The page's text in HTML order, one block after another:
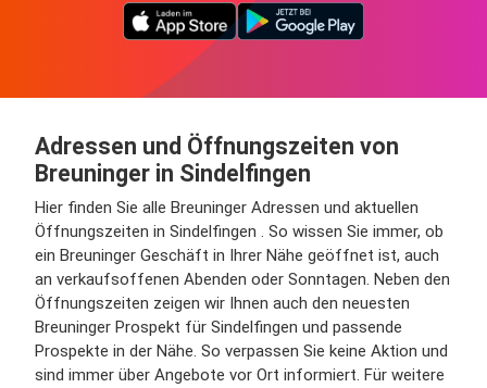
Adressen und Öffnungszeiten von
Breuninger in Sindelfingen
Hier finden Sie alle Breuninger Adressen und aktuellen
Öffnungszeiten in Sindelfingen . So wissen Sie immer, ob
ein Breuninger Geschäft in Ihrer Nähe geöffnet ist, auch
an verkaufsoffenen Abenden oder Sonntagen. Neben den
Öffnungszeiten zeigen wir Ihnen auch den neuesten
Breuninger Prospekt für Sindelfingen und passende
Prospekte in der Nähe. So verpassen Sie keine Aktion und
sind immer über Angebote vor Ort informiert. Für weitere